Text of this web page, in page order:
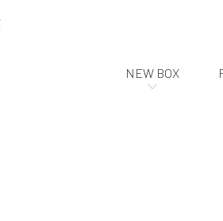
NEW BOX